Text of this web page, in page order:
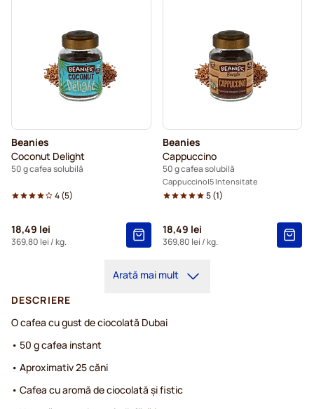
Beanies
Coconut Delight
50 g cafea solubilă
4(5)
18,49 lei
369,80 lei / kg.
Beanies
Cappuccino
50 g cafea solubilă
Cappuccino 5 Intensitate
5(1)
18,49 lei
369,80 lei / kg.
Arată mai mult
DESCRIERE
O cafea cu gust de ciocolată Dubai
• 50 g cafea instant
• Aproximativ 25 căni
• Cafea cu aromă de ciocolată și fistic